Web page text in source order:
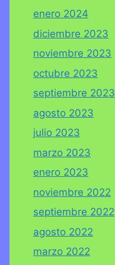
enero 2024
diciembre 2023
noviembre 2023
octubre 2023
septiembre 2023
agosto 2023
julio 2023
marzo 2023
enero 2023
noviembre 2022
septiembre 2022
agosto 2022
marzo 2022